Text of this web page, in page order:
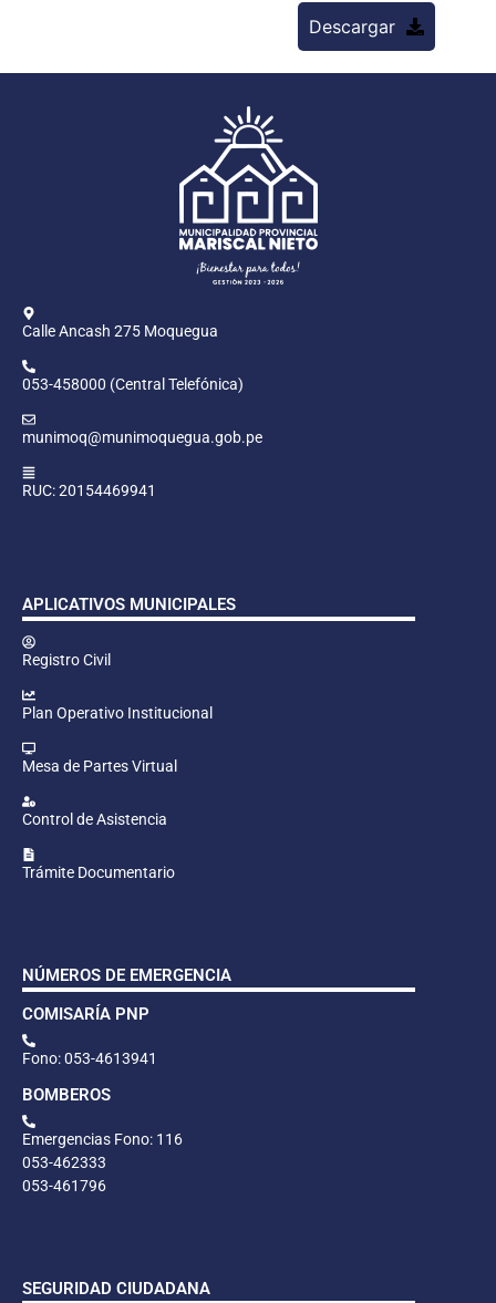
Descargar
Calle Ancash 275 Moquegua
053-458000 (Central Telefónica)
munimoq@munimoquegua.gob.pe
RUC: 20154469941
APLICATIVOS MUNICIPALES
Registro Civil
Plan Operativo Institucional
Mesa de Partes Virtual
Control de Asistencia
Trámite Documentario
NÚMEROS DE EMERGENCIA
COMISARÍA PNP
Fono: 053-4613941
BOMBEROS
Emergencias Fono: 116
053-462333
053-461796
SEGURIDAD CIUDADANA